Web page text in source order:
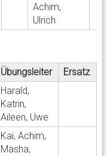
Achim,
Ulrich
Übungsleiter
Ersatz
Harald,
Katrin,
Aileen, Uwe
Kai, Achim,
Masha,